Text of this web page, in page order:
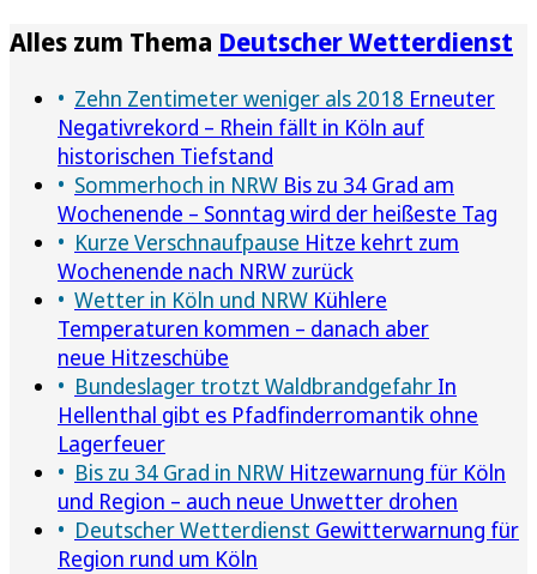
Alles zum Thema Deutscher Wetterdienst
Zehn Zentimeter weniger als 2018 Erneuter
Negativrekord – Rhein fällt in Köln auf
historischen Tiefstand
Sommerhoch in NRW Bis zu 34 Grad am
Wochenende – Sonntag wird der heißeste Tag
Kurze Verschnaufpause Hitze kehrt zum
Wochenende nach NRW zurück
Wetter in Köln und NRW Kühlere
Temperaturen kommen – danach aber
neue Hitzeschübe
Bundeslager trotzt Waldbrandgefahr In
Hellenthal gibt es Pfadfinderromantik ohne
Lagerfeuer
Bis zu 34 Grad in NRW Hitzewarnung für Köln
und Region – auch neue Unwetter drohen
Deutscher Wetterdienst Gewitterwarnung für
Region rund um Köln